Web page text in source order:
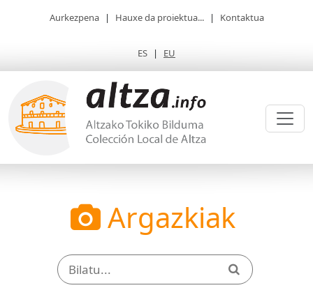
Aurkezpena | Hauxe da proiektua... | Kontaktua
ES | EU
Argazkiak